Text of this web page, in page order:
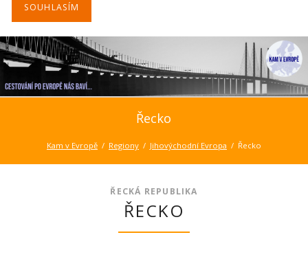
SOUHLASÍM
Řecko
Kam v Evropě Regiony Jihovýchodní Evropa Řecko
ŘECKÁ REPUBLIKA
ŘECKO